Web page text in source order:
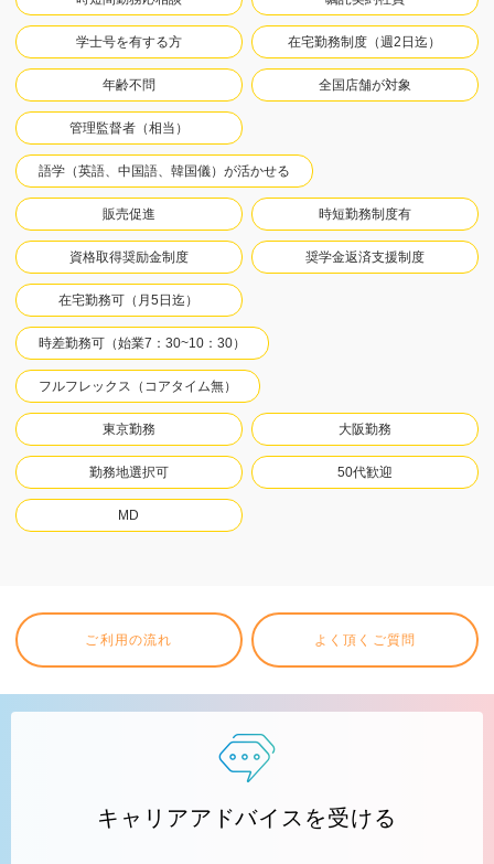
学士号を有する方 在宅勤務制度（週2日迄）
年齢不問 全国店舗が対象
管理監督者（相当）
語学（英語、中国語、韓国儀）が活かせる
販売促進 時短勤務制度有
資格取得奨励金制度 奨学金返済支援制度
在宅勤務可（月5日迄）
時差勤務可（始業7：30~10：30）
フルフレックス（コアタイム無）
東京勤務 大阪勤務
勤務地選択可 50代歓迎
MD
ご利用の流れ よく頂くご質問
キャリアアドバイスを受ける